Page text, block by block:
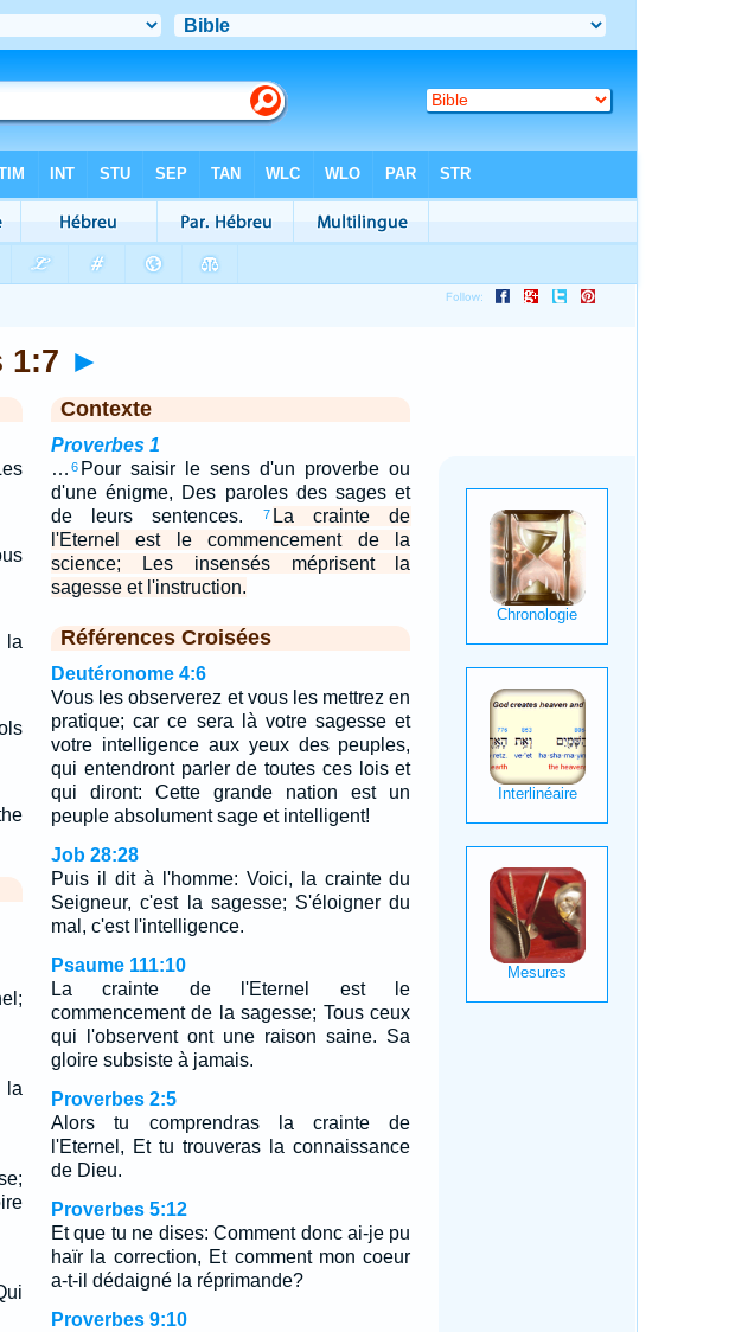
1:7 ►
la
Contexte
Proverbes 1
… 6 Pour saisir le sens d'un proverbe ou
d'une énigme, Des paroles des sages et
de leurs sentences.
7 La crainte de
l'Eternel est le commencement de la
science; Les insensés méprisent la
sagesse et l'instruction.
Références Croisées
Deutéronome 4:6
Vous les observerez et vous les mettrez en
pratique; car ce sera là votre sagesse et
votre intelligence aux yeux des peuples,
qui entendront parler de toutes ces lois et
qui diront: Cette grande nation est un
peuple absolument sage et intelligent!
Job 28:28
Puis il dit à l'homme: Voici, la crainte du
Seigneur, c'est la sagesse; S'éloigner du
mal, c'est l'intelligence.
Psaume 111:10
La crainte de l'Eternel est le
commencement de la sagesse; Tous ceux
qui l'observent ont une raison saine. Sa
gloire subsiste à jamais.
Proverbes 2:5
Alors tu comprendras la crainte de
l'Eternel, Et tu trouveras la connaissance
de Dieu.
Proverbes 5:12
Et que tu ne dises: Comment donc ai-je pu
haïr la correction, Et comment mon coeur
a-t-il dédaigné la réprimande?
Proverbes 9:10